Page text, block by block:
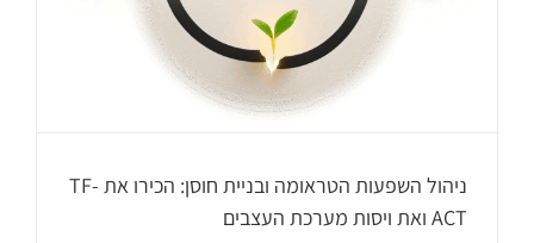
ניהול השפעות הטראומה ובניית חוסן: הכירו את TF-
ACT ואת ויסות מערכת העצבים